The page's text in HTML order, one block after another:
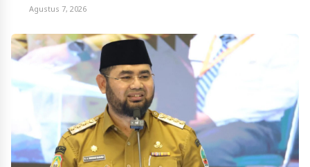
Agustus 7, 2026